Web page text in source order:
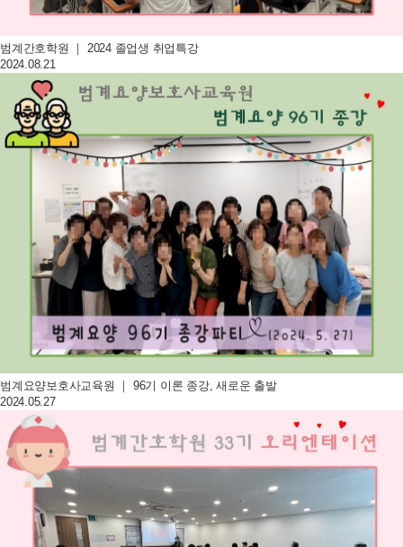
범계간호학원 ｜ 2024 졸업생 취업특강
2024.08.21
범계요양보호사교육원 ｜ 96기 이론 종강, 새로운 출발
2024.05.27